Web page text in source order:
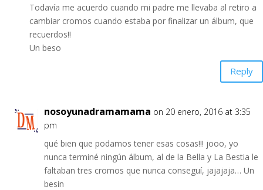
Todavía me acuerdo cuando mi padre me llevaba al retiro a
cambiar cromos cuando estaba por finalizar un álbum, que
recuerdos!!
Un beso
Reply
nosoyunadramamama on 20 enero, 2016 at 3:35
pm
qué bien que podamos tener esas cosas!!! jooo, yo
nunca terminé ningún álbum, al de la Bella y La Bestia le
faltaban tres cromos que nunca conseguí, jajajaja… Un
besin